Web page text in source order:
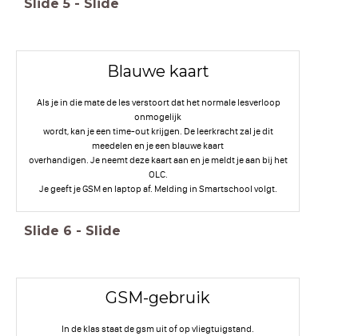
Slide 5 - Slide
Blauwe kaart
Als je in die mate de les verstoort dat het normale lesverloop
onmogelijk
wordt, kan je een time-out krijgen. De leerkracht zal je dit
meedelen en je een blauwe kaart
overhandigen. Je neemt deze kaart aan en je meldt je aan bij het
OLC.
Je geeft je GSM en laptop af. Melding in Smartschool volgt.
Slide 6 - Slide
GSM-gebruik
In de klas staat de gsm uit of op vliegtuigstand.